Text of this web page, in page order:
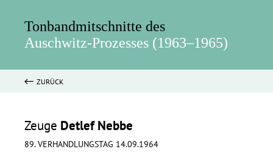
Tonbandmitschnitte des
Auschwitz-Prozesses (1963–1965)
ZURÜCK
Zeuge Detlef Nebbe
89. VERHANDLUNGSTAG 14.09.1964